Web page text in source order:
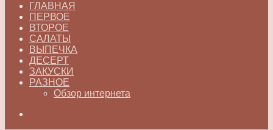
ГЛАВНАЯ
ПЕРВОЕ
ВТОРОЕ
САЛАТЫ
ВЫПЕЧКА
ДЕСЕРТ
ЗАКУСКИ
РАЗНОЕ
Обзор интернета